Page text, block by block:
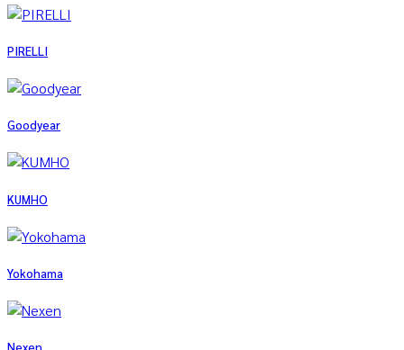
PIRELLI
Goodyear
KUMHO
Yokohama